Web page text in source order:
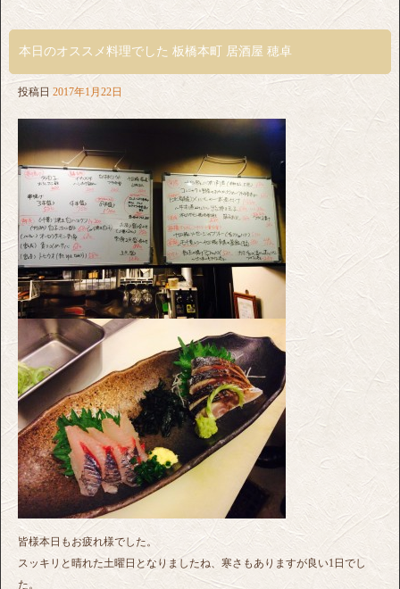
本日のオススメ料理でした 板橋本町 居酒屋 穂卓
投稿日 2017年1月22日
皆様本日もお疲れ様でした。
スッキリと晴れた土曜日となりましたね、寒さもありますが良い1日でし
た。